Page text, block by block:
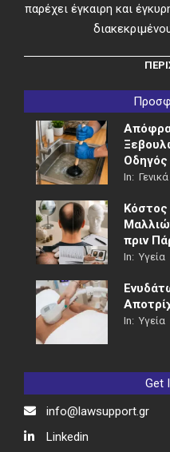
παρέχει έγκαιρη και
Οδηγός
In: Γενικά
πριν
In: Υγεία
In: Υγεία
Get
info@lawsupport.gr
Linkedin